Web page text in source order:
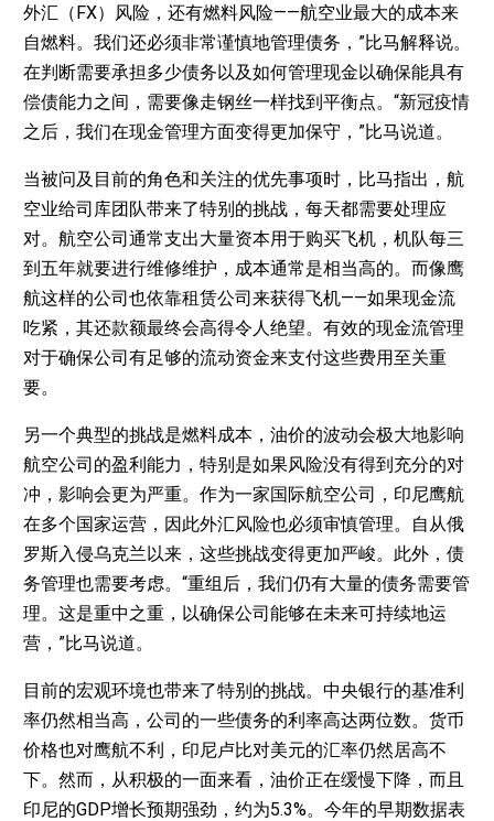
外汇（FX）风险，还有燃料风险——航空业最大的成本来
自燃料。我们还必须非常谨慎地管理债务，”比马解释说。
在判断需要承担多少债务以及如何管理现金以确保能具有
偿债能力之间，需要像走钢丝一样找到平衡点。“新冠疫情
之后，我们在现金管理方面变得更加保守，”比马说道。
当被问及目前的角色和关注的优先事项时，比马指出，航
空业给司库团队带来了特别的挑战，每天都需要处理应
对。航空公司通常支出大量资本用于购买飞机，机队每三
到五年就要进行维修维护，成本通常是相当高的。而像鹰
航这样的公司也依靠租赁公司来获得飞机——如果现金流
吃紧，其还款额最终会高得令人绝望。有效的现金流管理
对于确保公司有足够的流动资金来支付这些费用至关重
要。
另一个典型的挑战是燃料成本，油价的波动会极大地影响
航空公司的盈利能力，特别是如果风险没有得到充分的对
冲，影响会更为严重。作为一家国际航空公司，印尼鹰航
在多个国家运营，因此外汇风险也必须审慎管理。自从俄
罗斯入侵乌克兰以来，这些挑战变得更加严峻。此外，债
务管理也需要考虑。“重组后，我们仍有大量的债务需要管
理。这是重中之重，以确保公司能够在未来可持续地运
营，”比马说道。
目前的宏观环境也带来了特别的挑战。中央银行的基准利
率仍然相当高，公司的一些债务的利率高达两位数。货币
价格也对鹰航不利，印尼卢比对美元的汇率仍然居高不
下。然而，从积极的一面来看，油价正在缓慢下降，而且
印尼的GDP增长预期强劲，约为5.3%。今年的早期数据表